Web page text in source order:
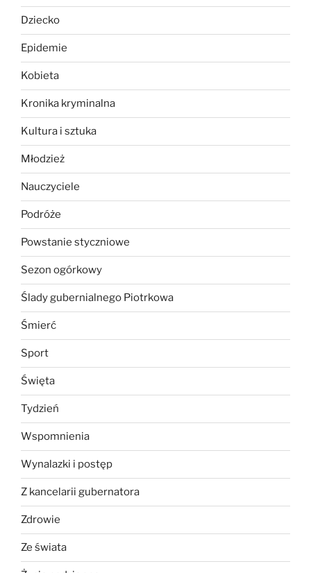
Dziecko
Epidemie
Kobieta
Kronika kryminalna
Kultura i sztuka
Młodzież
Nauczyciele
Podróże
Powstanie styczniowe
Sezon ogórkowy
Ślady gubernialnego Piotrkowa
Śmierć
Sport
Święta
Tydzień
Wspomnienia
Wynalazki i postęp
Z kancelarii gubernatora
Zdrowie
Ze świata